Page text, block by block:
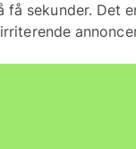
få sekunder. Det